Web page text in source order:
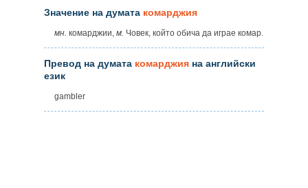
Значение на думата комарджия
мн. комарджии, м. Човек, който обича да играе комар.
Превод на думата комарджия на английски
език
gambler